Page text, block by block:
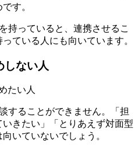
す。
持っていると、連携させるこ
ている人にも向いています。
しない人
たい人
することができません。「担
きたい」「とりあえず対面型
いていないでしょう。